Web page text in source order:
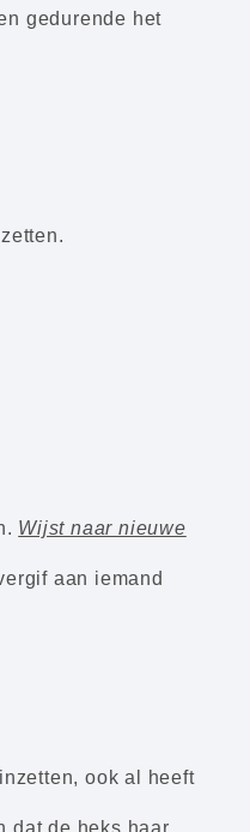
gedurende het
Wijst naar nieuwe
aan iemand
ook al heeft